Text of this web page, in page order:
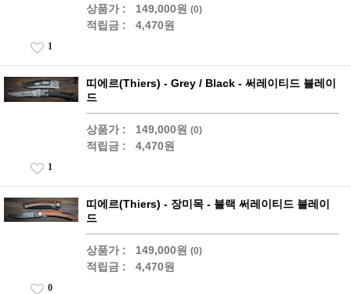
상품가 : 149,000원 (0)
적립금 : 4,470원
1
띠에르(Thiers) - Grey / Black - 써레이티드 블레이
드
상품가 : 149,000원 (0)
적립금 : 4,470원
1
띠에르(Thiers) - 장미목 - 블랙 써레이티드 블레이
드
상품가 : 149,000원 (0)
적립금 : 4,470원
0